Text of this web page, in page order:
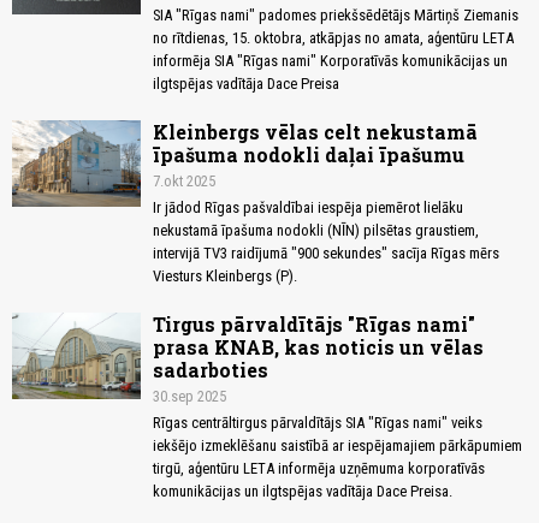
SIA "Rīgas nami" padomes priekšsēdētājs Mārtiņš Ziemanis
no rītdienas, 15. oktobra, atkāpjas no amata, aģentūru LETA
informēja SIA "Rīgas nami" Korporatīvās komunikācijas un
ilgtspējas vadītāja Dace Preisa
Kleinbergs vēlas celt nekustamā
īpašuma nodokli daļai īpašumu
7.okt 2025
Ir jādod Rīgas pašvaldībai iespēja piemērot lielāku
nekustamā īpašuma nodokli (NĪN) pilsētas graustiem,
intervijā TV3 raidījumā "900 sekundes" sacīja Rīgas mērs
Viesturs Kleinbergs (P).
Tirgus pārvaldītājs "Rīgas nami"
prasa KNAB, kas noticis un vēlas
sadarboties
30.sep 2025
Rīgas centrāltirgus pārvaldītājs SIA "Rīgas nami" veiks
iekšējo izmeklēšanu saistībā ar iespējamajiem pārkāpumiem
tirgū, aģentūru LETA informēja uzņēmuma korporatīvās
komunikācijas un ilgtspējas vadītāja Dace Preisa.